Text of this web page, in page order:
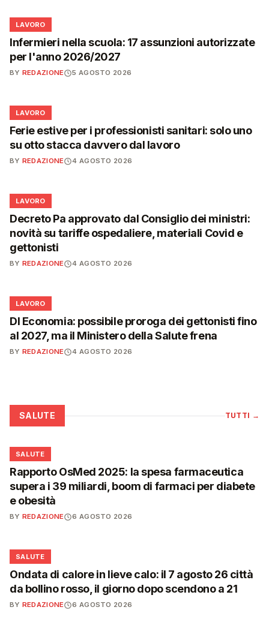
💼
LAVORO
Infermieri nella scuola: 17 assunzioni autorizzate
per l'anno 2026/2027
BY REDAZIONE 5 AGOSTO 2026
💼
LAVORO
Ferie estive per i professionisti sanitari: solo uno
su otto stacca davvero dal lavoro
BY REDAZIONE 4 AGOSTO 2026
💼
LAVORO
Decreto Pa approvato dal Consiglio dei ministri:
novità su tariffe ospedaliere, materiali Covid e
gettonisti
BY REDAZIONE 4 AGOSTO 2026
💼
LAVORO
Dl Economia: possibile proroga dei gettonisti fino
al 2027, ma il Ministero della Salute frena
BY REDAZIONE 4 AGOSTO 2026
SALUTE TUTTI →
❤️
SALUTE
Rapporto OsMed 2025: la spesa farmaceutica
supera i 39 miliardi, boom di farmaci per diabete
e obesità
BY REDAZIONE 6 AGOSTO 2026
❤️
SALUTE
Ondata di calore in lieve calo: il 7 agosto 26 città
da bollino rosso, il giorno dopo scendono a 21
BY REDAZIONE 6 AGOSTO 2026